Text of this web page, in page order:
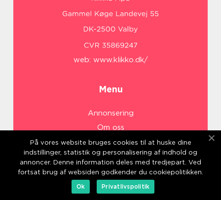
web: www.klikko.dk/
Menu
Annonsering
Om oss
Cookies
Kontakta oss
Sitemap
På vores website bruges cookies til at huske dine
indstillinger, statistik og personalisering af indhold og
annoncer. Denne information deles med tredjepart. Ved
fortsat brug af websiden godkender du cookiepolitikken.
Ok
Privatlivspolitik